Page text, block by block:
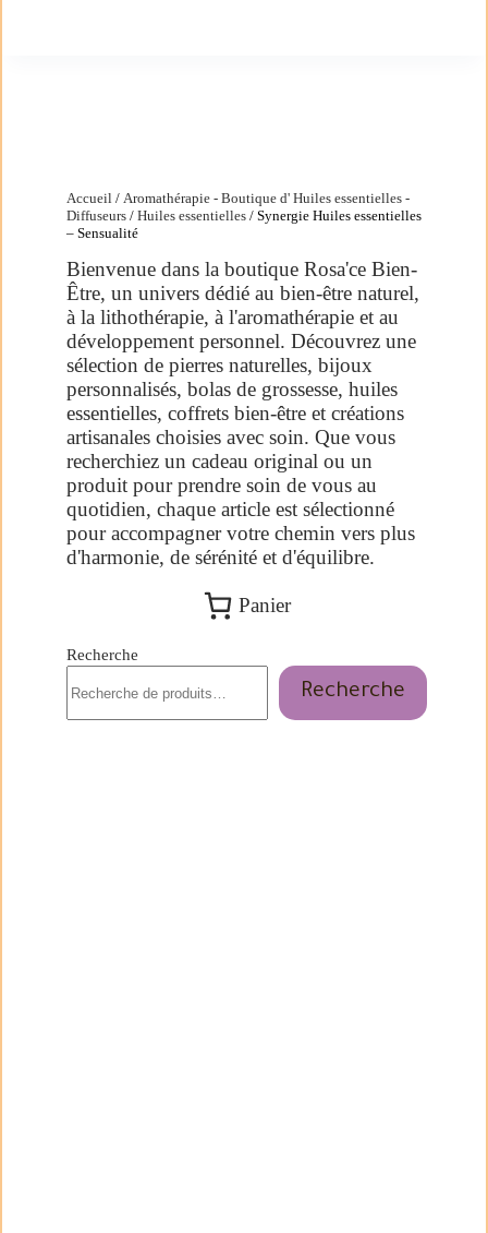
Accueil / Aromathérapie - Boutique d' Huiles essentielles -
Diffuseurs / Huiles essentielles / Synergie Huiles essentielles
– Sensualité
Bienvenue dans la boutique Rosa'ce Bien-
Être, un univers dédié au bien-être naturel,
à la lithothérapie, à l'aromathérapie et au
développement personnel. Découvrez une
sélection de pierres naturelles, bijoux
personnalisés, bolas de grossesse, huiles
essentielles, coffrets bien-être et créations
artisanales choisies avec soin. Que vous
recherchiez un cadeau original ou un
produit pour prendre soin de vous au
quotidien, chaque article est sélectionné
pour accompagner votre chemin vers plus
d'harmonie, de sérénité et d'équilibre.
Panier
Recherche
Recherche